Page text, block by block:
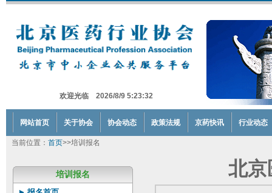
欢迎光临 2026/8/9 5:23:32
网站首页 关于协会 协会动态 政策法规 京药快讯 行业动态
当前位置： 首页>>培训报名
培训报名 北京